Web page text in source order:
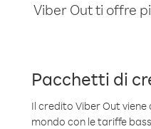
Viber Out ti offre
Pacchetti di
Il credito Viber Out
mondo con le tariffe